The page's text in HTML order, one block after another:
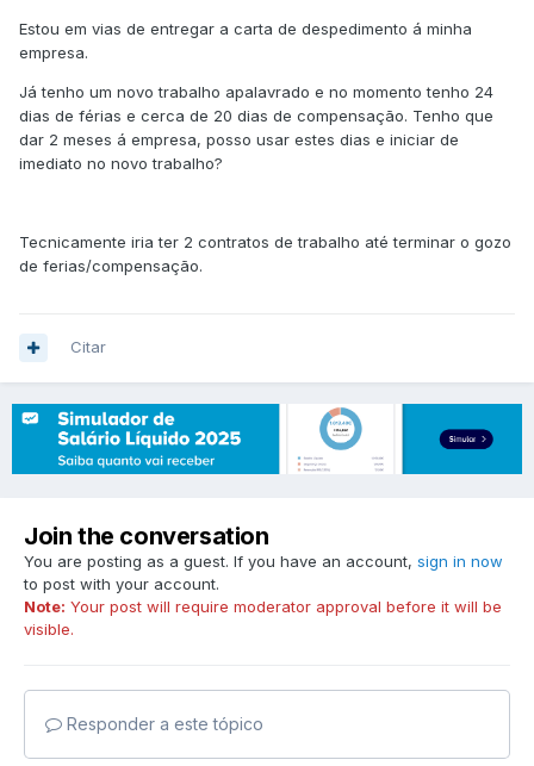
Estou em vias de entregar a carta de despedimento á minha
empresa.
Já tenho um novo trabalho apalavrado e no momento tenho 24
dias de férias e cerca de 20 dias de compensação. Tenho que
dar 2 meses á empresa, posso usar estes dias e iniciar de
imediato no novo trabalho?
Tecnicamente iria ter 2 contratos de trabalho até terminar o gozo
de ferias/compensação.
Citar
Join the conversation
You are posting as a guest. If you have an account, sign in now
to post with your account.
Note: Your post will require moderator approval before it will be
visible.
Responder a este tópico